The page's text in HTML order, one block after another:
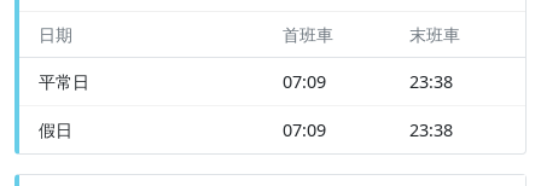
日期 首班車 末班車
平常日 07:09 23:38
假日 07:09 23:38